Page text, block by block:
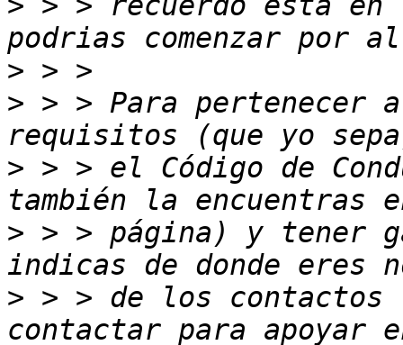
>
> > > Para pertenecer
> > > el Código de
> > > página) y tener
> > > de los contactos